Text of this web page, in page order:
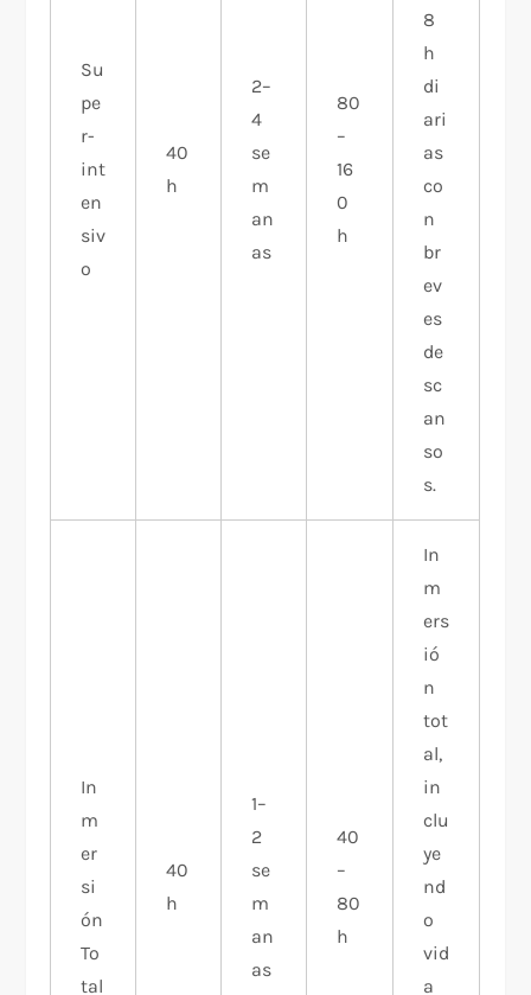
Su
pe
r-
int
en
siv
o
40
h
2–
4
se
m
an
as
80
–
16
0
h
8
h
di
ari
as
co
n
br
ev
es
de
sc
an
so
s.
In
m
er
si
ón
To
tal
40
h
1–
2
se
m
an
as
40
–
80
h
In
m
ers
ió
n
tot
al,
in
clu
ye
nd
o
vid
a